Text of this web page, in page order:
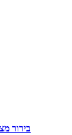
בירור